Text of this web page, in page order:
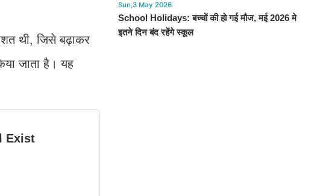
थी, जिसे बढ़ाकर
जाता है। यह
Sun,3 May 2026
School Holidays: बच्चों की हो गई मौज, मई 2026 मे
इतने दिन बंद रहेंगे स्कूल